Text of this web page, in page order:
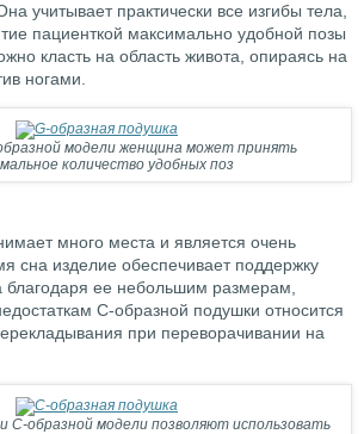
учитывает практически все изгибы тела,
пациенткой максимально удобной позы
класть на область живота, опираясь на
ногами.
модели женщина может принять
количество удобных поз
много места и является очень
сна изделие обеспечивает поддержку
благодаря ее небольшим размерам,
С-образной подушки относится
при переворачивании на
С-образной модели позволяют использовать